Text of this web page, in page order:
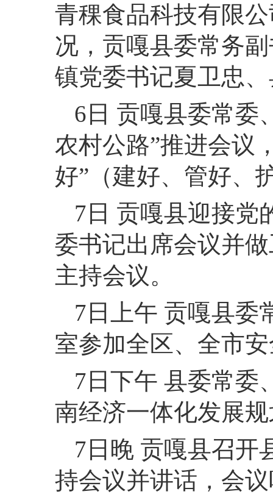
青稞食品科技有限
况，贡嘎县委常务
镇党委书记夏卫忠
6日 贡嘎县委常委
农村公路”推进会议
好”（建好、管好、
7日 贡嘎县迎接党
委书记出席会议并
主持会议。
7日上午 贡嘎县委
室参加全区、全市
7日下午 县委常委
南经济一体化发展
7日晚 贡嘎县召开
持会议并讲话，会